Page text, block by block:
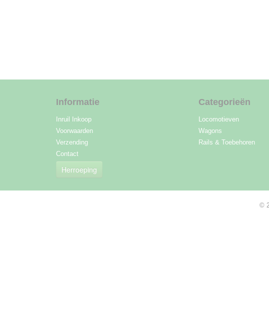
Informatie
Inruil Inkoop
Voorwaarden
Verzending
Contact
Herroeping
Categorieën
Locomotieven
Wagons
Rails & Toebehoren
©